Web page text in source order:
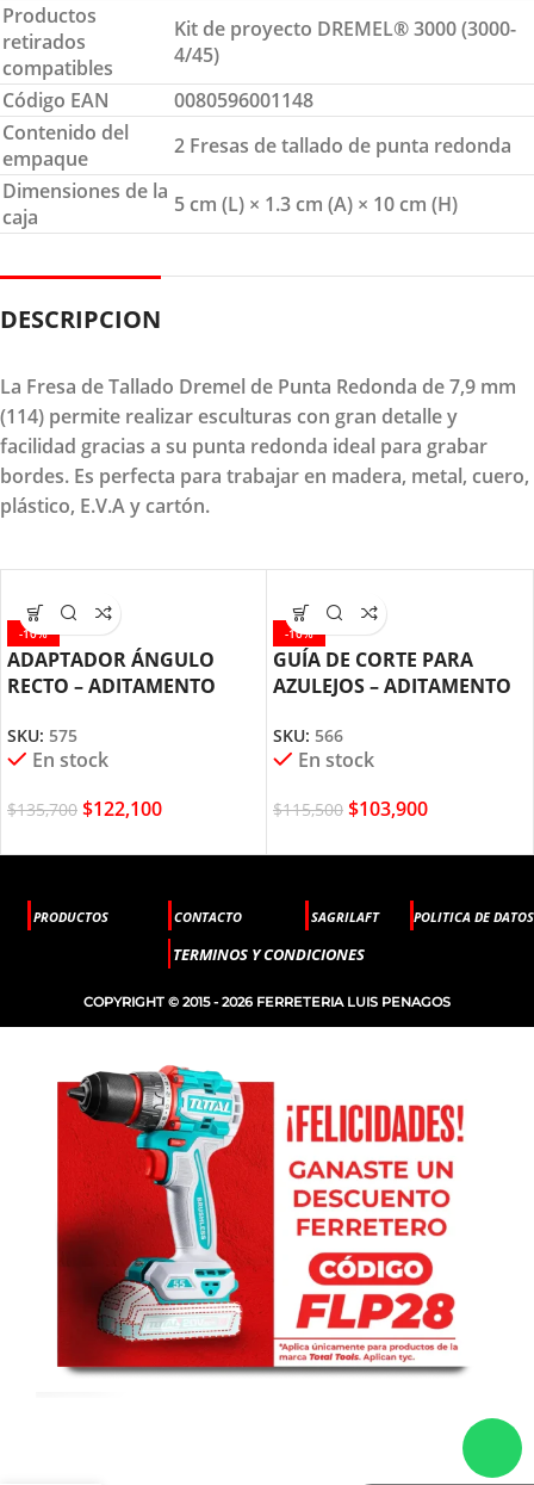
Productos
retirados
compatibles
Kit de proyecto DREMEL® 3000 (3000-
4/45)
Código EAN
0080596001148
Contenido del
empaque
2 Fresas de tallado de punta redonda
Dimensiones de la
caja
5 cm (L) × 1.3 cm (A) × 10 cm (H)
DESCRIPCION
La Fresa de Tallado Dremel de Punta Redonda de 7,9 mm
(114) permite realizar esculturas con gran detalle y
facilidad gracias a su punta redonda ideal para grabar
bordes. Es perfecta para trabajar en madera, metal, cuero,
plástico, E.V.A y cartón.
-10%
ADAPTADOR ÁNGULO
RECTO – ADITAMENTO
(575)
SKU: 575
En stock
$135,700 $122,100
-10%
GUÍA DE CORTE PARA
AZULEJOS – ADITAMENTO
SKU: 566
En stock
$115,500 $103,900
PRODUCTOS CONTACTO SAGRILAFT POLITICA DE DATOS
TERMINOS Y CONDICIONES
COPYRIGHT © 2015 - 2026 FERRETERIA LUIS PENAGOS